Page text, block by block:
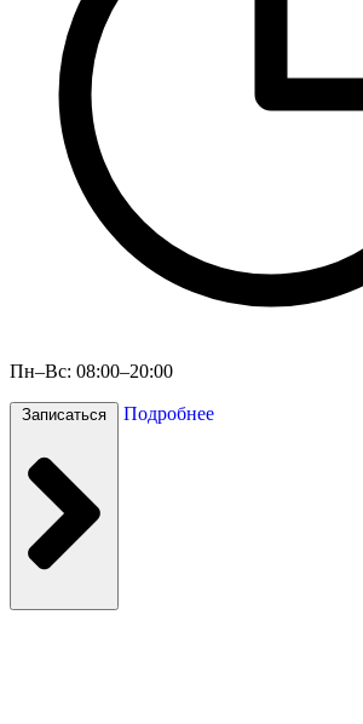
Пн–Вс: 08:00–20:00
Записаться Подробнее